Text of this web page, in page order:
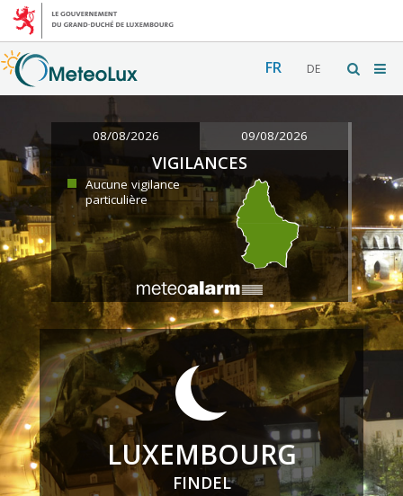
FR DE
08/08/2026 09/08/2026
VIGILANCES
Aucune vigilance
particulière
LUXEMBOURG
FINDEL